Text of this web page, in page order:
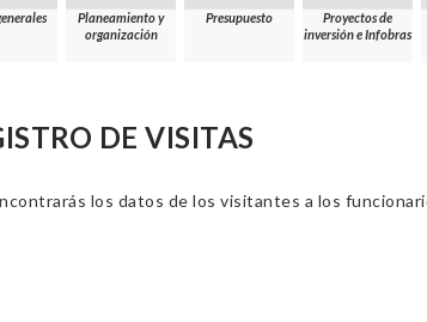
Planeamiento y
organización
Presupuesto
Proyectos de
inversión e Infobras
DE VISITAS
los datos de los visitantes a los